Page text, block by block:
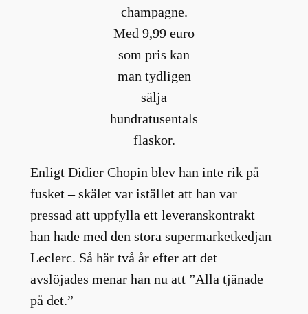
champagne.
Med 9,99 euro
som pris kan
man tydligen
sälja
hundratusentals
flaskor.
Enligt Didier Chopin blev han inte rik på
fusket – skälet var istället att han var
pressad att uppfylla ett leveranskontrakt
han hade med den stora supermarketkedjan
Leclerc. Så här två år efter att det
avslöjades menar han nu att ”Alla tjänade
på det.”